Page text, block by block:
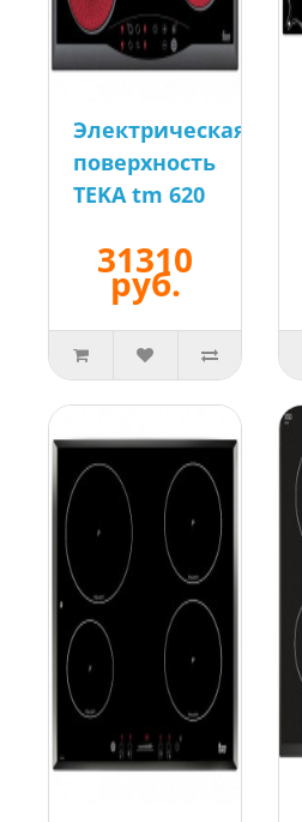
Электрическая
поверхность
TEKA tm 620
31310
руб.